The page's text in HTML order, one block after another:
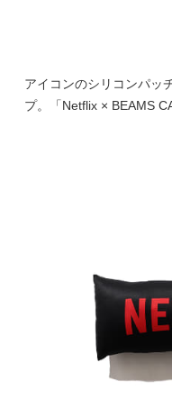
アイコンのシリコンパッ
プ。「Netflix × BEAMS